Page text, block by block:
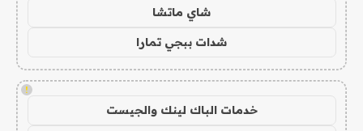
شاي ماتشا
شدات ببجي تمارا
!
خدمات الباك لينك والجيست